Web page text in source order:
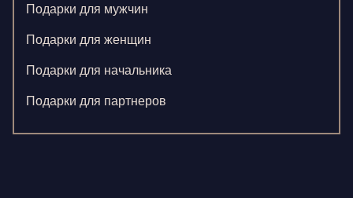
Корнилова В.
Ларионова С.
Левушкина Н.
Ненажный А.
Олонцев О.
Подарки для мужчин
Подарки для женщин
Подарки для начальника
Подарки для партнеров